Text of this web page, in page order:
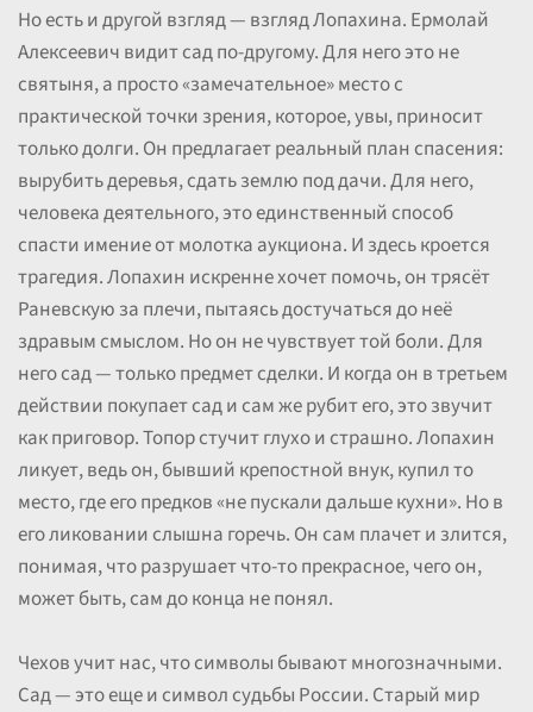
Но есть и другой взгляд — взгляд Лопахина. Ермолай
Алексеевич видит сад по-другому. Для него это не
святыня, а просто «замечательное» место с
практической точки зрения, которое, увы, приносит
только долги. Он предлагает реальный план спасения:
вырубить деревья, сдать землю под дачи. Для него,
человека деятельного, это единственный способ
спасти имение от молотка аукциона. И здесь кроется
трагедия. Лопахин искренне хочет помочь, он трясёт
Раневскую за плечи, пытаясь достучаться до неё
здравым смыслом. Но он не чувствует той боли. Для
него сад — только предмет сделки. И когда он в третьем
действии покупает сад и сам же рубит его, это звучит
как приговор. Топор стучит глухо и страшно. Лопахин
ликует, ведь он, бывший крепостной внук, купил то
место, где его предков «не пускали дальше кухни». Но в
его ликовании слышна горечь. Он сам плачет и злится,
понимая, что разрушает что-то прекрасное, чего он,
может быть, сам до конца не понял.
Чехов учит нас, что символы бывают многозначными.
Сад — это еще и символ судьбы России. Старый мир